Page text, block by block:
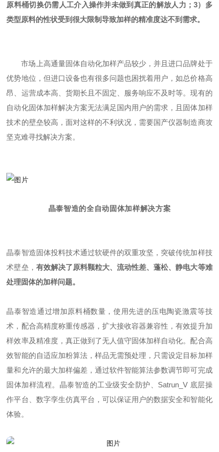
原料桶切换仍需人工介入操作并未做到真正的解放人力；3）多
类型原料的性状受到很大限制导致加样的精准度达不到需求。
市场上高通量固体自动化加样产品较少，并且进口品牌处于
优势地位，但进口设备也有很多问题也困扰着用户，如总价格高
昂、运营成本高、货期长且不固定、服务响应不及时等。现有的
自动化固体加样解决方案无法满足国内用户的需求，且固体加样
技术的壁垒较高，面对这样的不利状况，需要国产仪器制造商攻
坚克难寻找解决方案。
晶泰智造的全自动固体加样解决方案
晶泰智造固体投料技术通过软硬件的双重攻坚，突破传统加样技
术壁垒， 有效解决了原料颗粒大、流动性差、蓬松、静电大等难
处理固体的加样问题。
晶泰智造通过增加原料桶数量，使用先进的压电陶瓷激震等技
术，配合高精度称重传感器，扩大接收容器兼容性，有效提升加
样效率及精准度，真正做到了无人值守固体加样自动化。配合高
效智能的自适应加粉算法，样品无需预处理，只需设定目标加样
量和允许的最大加样偏差，通过软件智能算法参数调节即可完成
固体加样流程。晶泰智造的工业级安全防护、Satrun_V 底层操
作平台、数字孪生仿真平台，可以保证用户的数据安全和智能化
体验。